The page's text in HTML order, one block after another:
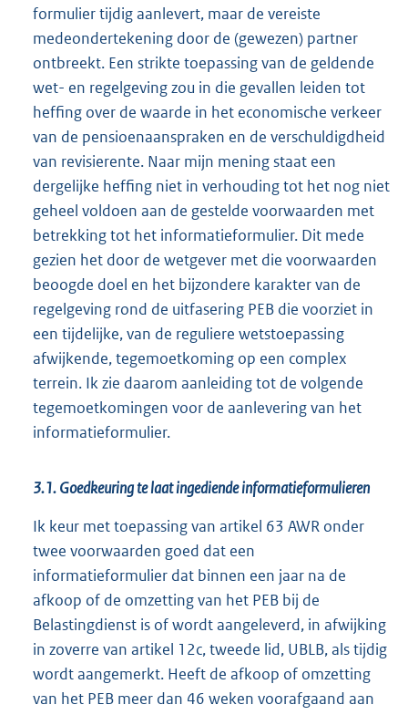
formulier tijdig aanlevert, maar de vereiste
medeondertekening door de (gewezen) partner
ontbreekt. Een strikte toepassing van de geldende
wet- en regelgeving zou in die gevallen leiden tot
heffing over de waarde in het economische verkeer
van de pensioenaanspraken en de verschuldigdheid
van revisierente. Naar mijn mening staat een
dergelijke heffing niet in verhouding tot het nog niet
geheel voldoen aan de gestelde voorwaarden met
betrekking tot het informatieformulier. Dit mede
gezien het door de wetgever met die voorwaarden
beoogde doel en het bijzondere karakter van de
regelgeving rond de uitfasering PEB die voorziet in
een tijdelijke, van de reguliere wetstoepassing
afwijkende, tegemoetkoming op een complex
terrein. Ik zie daarom aanleiding tot de volgende
tegemoetkomingen voor de aanlevering van het
informatieformulier.
3.1. Goedkeuring te laat ingediende informatieformulieren
Ik keur met toepassing van artikel 63 AWR onder
twee voorwaarden goed dat een
informatieformulier dat binnen een jaar na de
afkoop of de omzetting van het PEB bij de
Belastingdienst is of wordt aangeleverd, in afwijking
in zoverre van artikel 12c, tweede lid, UBLB, als tijdig
wordt aangemerkt. Heeft de afkoop of omzetting
van het PEB meer dan 46 weken voorafgaand aan